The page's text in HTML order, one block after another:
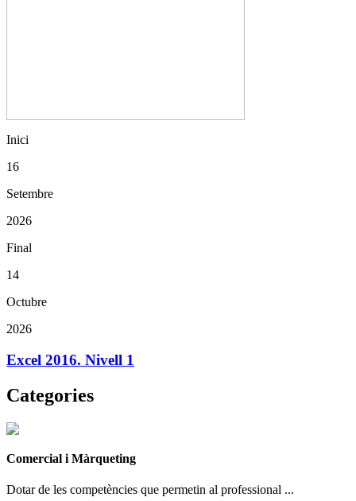
Inici
16
Setembre
2026
Final
14
Octubre
2026
Excel 2016. Nivell 1
Categories
Comercial i Màrqueting
Dotar de les competències que permetin al professional ...